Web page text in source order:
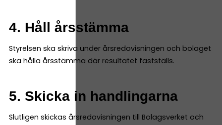
4. Håll årsstämma
Styrelsen ska skriva under årsredovisningen och bolaget
ska hålla årsstämma där resultatet fastställs.
5. Skicka in handlingarna
Slutligen skickas årsredovisningen till Bolagsverket och